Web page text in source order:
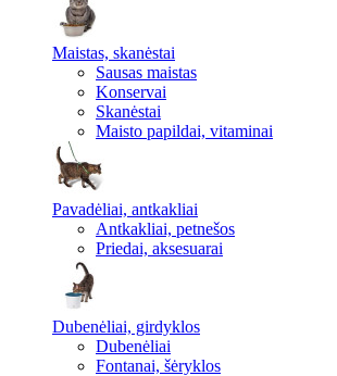
Maistas, skanėstai
Sausas maistas
Konservai
Skanėstai
Maisto papildai, vitaminai
Pavadėliai, antkakliai
Antkakliai, petnešos
Priedai, aksesuarai
Dubenėliai, girdyklos
Dubenėliai
Fontanai, šėryklos